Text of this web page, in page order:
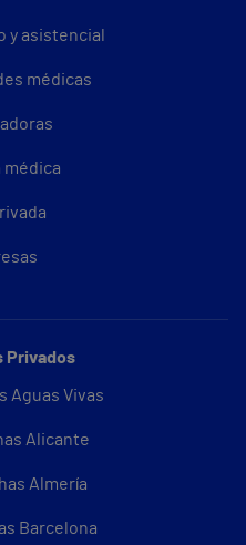
y asistencial
médicas
médica
Privados
Aguas Vivas
Alicante
Almería
Barcelona